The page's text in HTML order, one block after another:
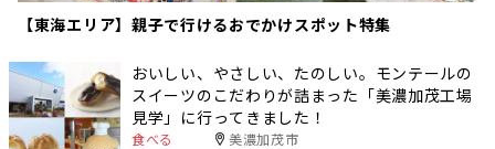
【東海エリア】親子で行けるおでかけスポット特集
おいしい、やさしい、たのしい。モンテールの
スイーツのこだわりが詰まった「美濃加茂工場
見学」に行ってきました！
食べる 美濃加茂市